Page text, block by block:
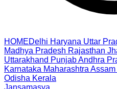
HOMEDelhi Haryana Uttar
Madhya Pradesh Rajasthan
Uttarakhand PunjabAndhra
Karnataka Maharashtra Assam
Odisha Kerala
Jansamasya